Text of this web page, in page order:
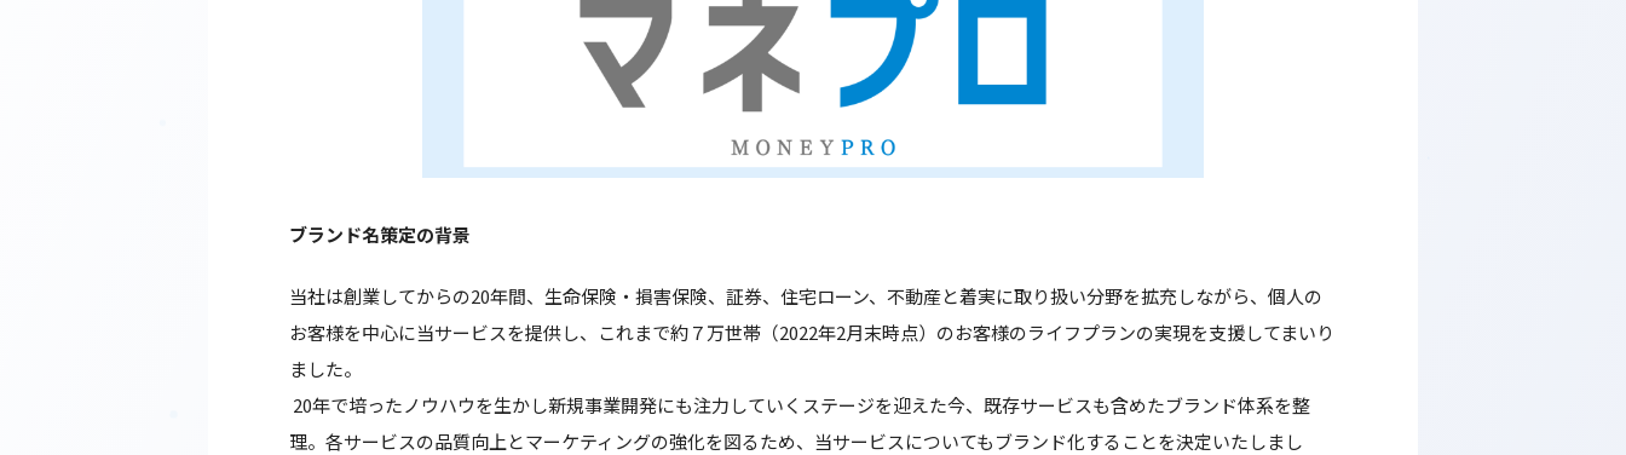
ブランド名策定の背景
当社は創業してからの20年間、生命保険・損害保険、証券、住宅ローン、不動産と着実に取り扱い分野を拡充しながら、個人の
お客様を中心に当サービスを提供し、これまで約７万世帯（2022年2月末時点）のお客様のライフプランの実現を支援してまいり
ました。
20年で培ったノウハウを生かし新規事業開発にも注力していくステージを迎えた今、既存サービスも含めたブランド体系を整
理。各サービスの品質向上とマーケティングの強化を図るため、当サービスについてもブランド化することを決定いたしまし